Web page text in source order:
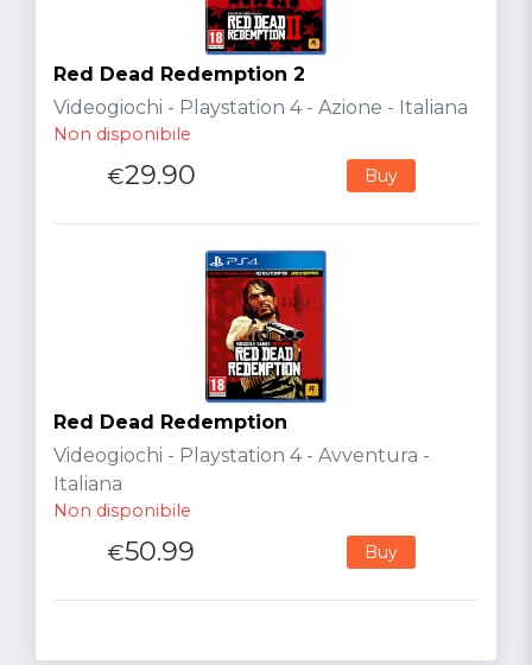
Red Dead Redemption 2
Videogiochi - Playstation 4 - Azione - Italiana
Non disponibile
€29.90 Buy
Red Dead Redemption
Videogiochi - Playstation 4 - Avventura -
Italiana
Non disponibile
€50.99 Buy